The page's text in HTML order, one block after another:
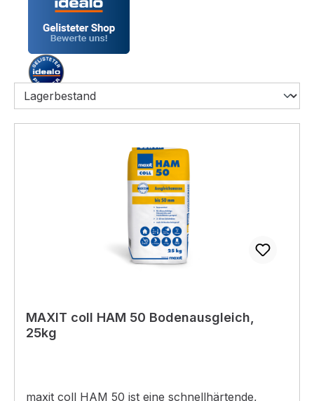
MAXIT coll HAM 50 Bodenausgleich,
25kg
maxit coll HAM 50 ist eine schnellhärtende,